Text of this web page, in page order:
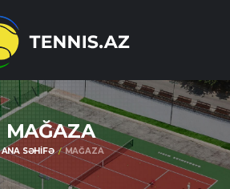
MAĞAZA
ANA SƏHIFƏ MAĞAZA